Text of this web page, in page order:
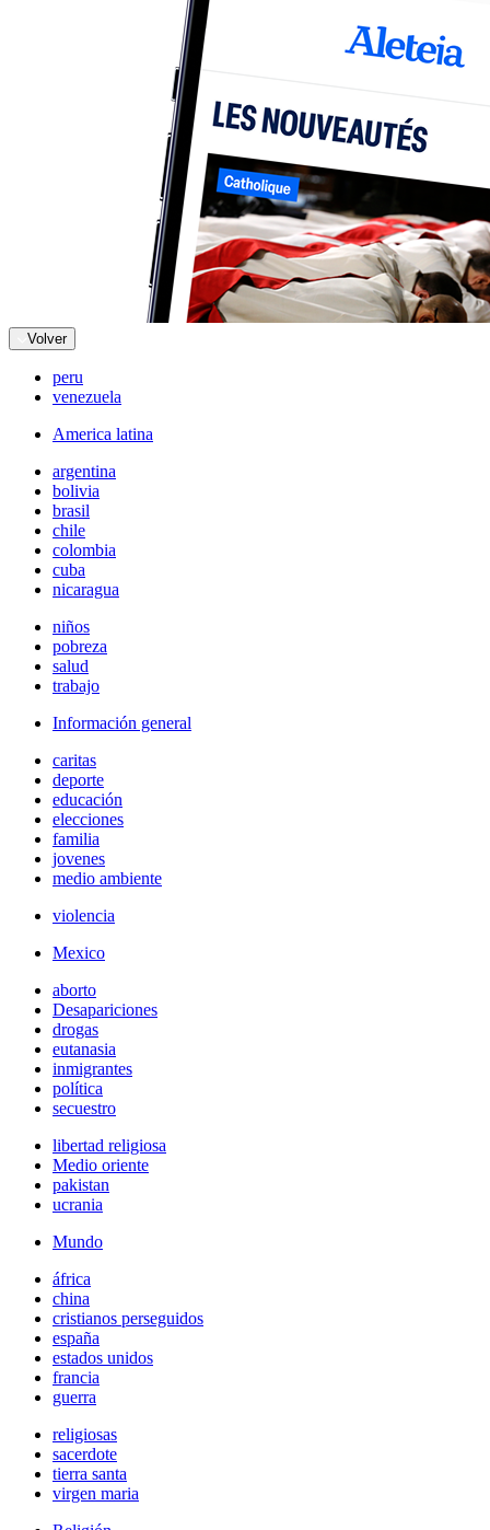
Volver
peru
venezuela
America latina
argentina
bolivia
brasil
chile
colombia
cuba
nicaragua
niños
pobreza
salud
trabajo
Información general
caritas
deporte
educación
elecciones
familia
jovenes
medio ambiente
violencia
Mexico
aborto
Desapariciones
drogas
eutanasia
inmigrantes
política
secuestro
libertad religiosa
Medio oriente
pakistan
ucrania
Mundo
áfrica
china
cristianos perseguidos
españa
estados unidos
francia
guerra
religiosas
sacerdote
tierra santa
virgen maria